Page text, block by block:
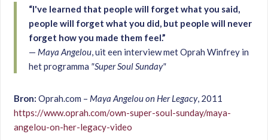
“I've learned that people will forget what you said,
people will forget what you did, but people will never
forget how you made them feel.”
— Maya Angelou, uit een interview met Oprah Winfrey in
het programma "Super Soul Sunday"
Bron: Oprah.com – Maya Angelou on Her Legacy, 2011
https://www.oprah.com/own-super-soul-sunday/maya-
angelou-on-her-legacy-video